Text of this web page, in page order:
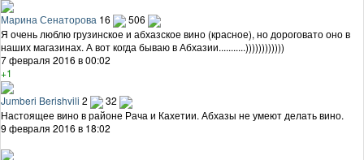
Марина Сенаторова 16
506
Я очень люблю грузинское и абхазское вино (красное), но дороговато оно в
наших магазинах. А вот когда бываю в Абхазии...........))))))))))))
7 февраля 2016 в 00:02
+1
Jumberi Berishvili 2
32
Настоящее вино в районе Рача и Кахетии. Абхазы не умеют делать вино.
9 февраля 2016 в 18:02